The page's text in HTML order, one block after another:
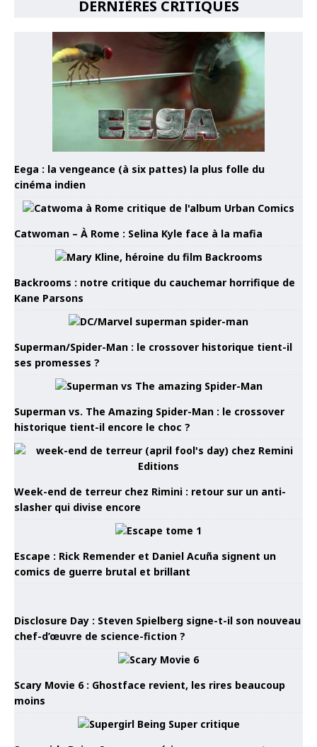
DERNIÈRES CRITIQUES
Eega : la vengeance (à six pattes) la plus folle du
cinéma indien
Catwoman – À Rome : Selina Kyle face à la mafia
Backrooms : notre critique du cauchemar horrifique de
Kane Parsons
Superman/Spider-Man : le crossover historique tient-il
ses promesses ?
Superman vs. The Amazing Spider-Man : le crossover
historique tient-il encore le choc ?
Week-end de terreur chez Rimini : retour sur un anti-
slasher qui divise encore
Escape : Rick Remender et Daniel Acuña signent un
comics de guerre brutal et brillant
Disclosure Day : Steven Spielberg signe-t-il son nouveau
chef-d’œuvre de science-fiction ?
Scary Movie 6 : Ghostface revient, les rires beaucoup
moins